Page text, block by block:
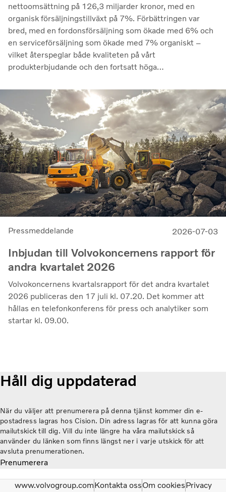
nettoomsättning på 126,3 miljarder kronor, med en
organisk försäljningstillväxt på 7%. Förbättringen var
bred, med en fordonsförsäljning som ökade med 6% och
en serviceförsäljning som ökade med 7% organiskt –
vilket återspeglar både kvaliteten på vårt
produkterbjudande och den fortsatt höga
marknader. Lönsamheten nådde sin högsta nivå under de
senaste kvartalen. Det justerade rörelseresultatet steg
till 14,8 miljarder kronor (13,5), med en justerad
rörelsemarginal på 11,7%, upp från 11,0% under andra
kvartalet 2025, en utveckling som visar vår förmåga att
generera bra resultat genom konjunkturcykeln”, säger
Martin Lundstedt, vd och koncernchef.
Pressmeddelande 2026-07-03
Inbjudan till Volvokoncernens rapport för
andra kvartalet 2026
Volvokoncernens kvartalsrapport för det andra kvartalet
2026 publiceras den 17 juli kl. 07.20. Det kommer att
hållas en telefonkonferens för press och analytiker som
startar kl. 09.00.
Håll dig uppdaterad
När du väljer att prenumerera på denna tjänst kommer din e-
postadress lagras hos Cision. Din adress lagras för att kunna göra
mailutskick till dig. Vill du inte längre ha våra mailutskick så
använder du länken som finns längst ner i varje utskick för att
avsluta prenumerationen.
Prenumerera
www.volvogroup.comKontakta ossOm cookiesPrivacy